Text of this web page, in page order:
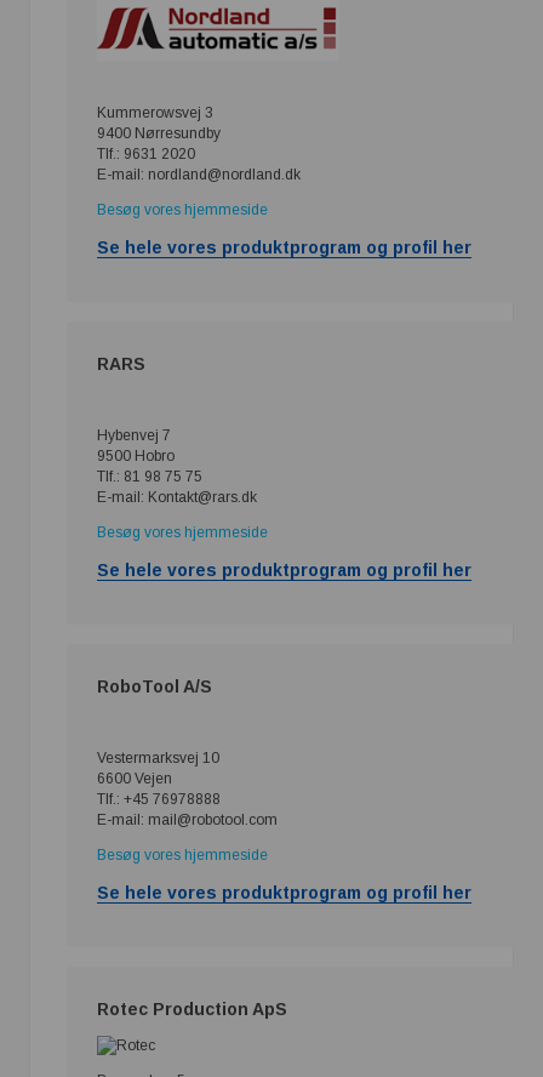
Kummerowsvej 3
9400 Nørresundby
Tlf.: 9631 2020
E-mail: nordland@nordland.dk
Besøg vores hjemmeside
Se hele vores produktprogram og profil her
RARS
Hybenvej 7
9500 Hobro
Tlf.: 81 98 75 75
E-mail: Kontakt@rars.dk
Besøg vores hjemmeside
Se hele vores produktprogram og profil her
RoboTool A/S
Vestermarksvej 10
6600 Vejen
Tlf.: +45 76978888
E-mail: mail@robotool.com
Besøg vores hjemmeside
Se hele vores produktprogram og profil her
Rotec Production ApS